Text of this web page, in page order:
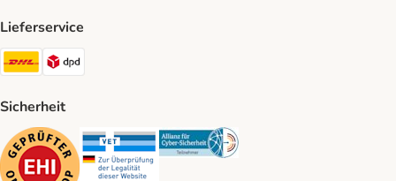
Lieferservice
DHL Shipping Method
Sicherheit
Security Security Security